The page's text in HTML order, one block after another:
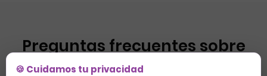
Preguntas frecuentes sobre
Pancartas en Madrid
🍪 Cuidamos tu privacidad